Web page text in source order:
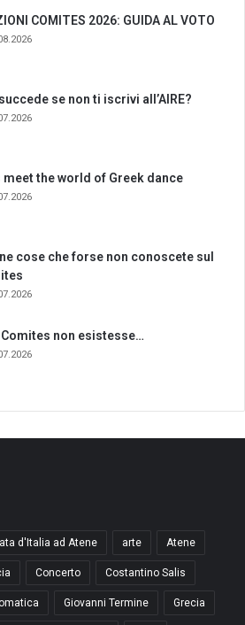
COMITES 2026: GUIDA AL VOTO
se non ti iscrivi all’AIRE?
meet the world of Greek dance
cose che forse non conoscete sul
Comites non esistesse…
d'Italia ad Atene arte Atene
Concerto Costantino Salis
Giovanni Termine Grecia